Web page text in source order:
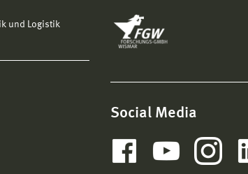
und Logistik
Social Media